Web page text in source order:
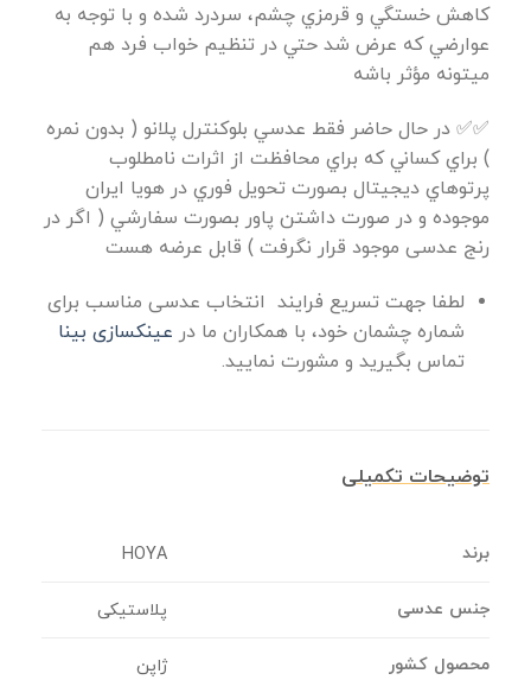
كاهش خستگي و قرمزي چشم، سردرد شده و با توجه به
عوارضي كه عرض شد حتي در تنظيم خواب فرد هم
ميتونه مؤثر باشه
✅✅ در حال حاضر فقط عدسي بلوكنترل پلانو ( بدون نمره
) براي كساني كه براي محافظت از اثرات نامطلوب
پرتوهاي ديجيتال بصورت تحويل فوري در هويا ايران
موجوده و در صورت داشتن پاور بصورت سفارشي ( اگر در
رنج عدسی موجود قرار نگرفت ) قابل عرضه هست
لطفا جهت تسریع فرایند انتخاب عدسی مناسب برای
شماره چشمان خود، با همکاران ما در عینکسازی بینا
تماس بگیرید و مشورت نمایید.
توضیحات تکمیلی
برند HOYA
جنس عدسی پلاستیکی
محصول کشور ژاپن